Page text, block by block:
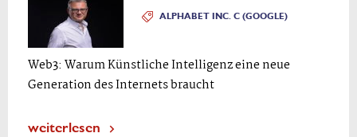
ALPHABET INC. C (GOOGLE)
Web3: Warum Künstliche Intelligenz eine neue
Generation des Internets braucht
weiterlesen